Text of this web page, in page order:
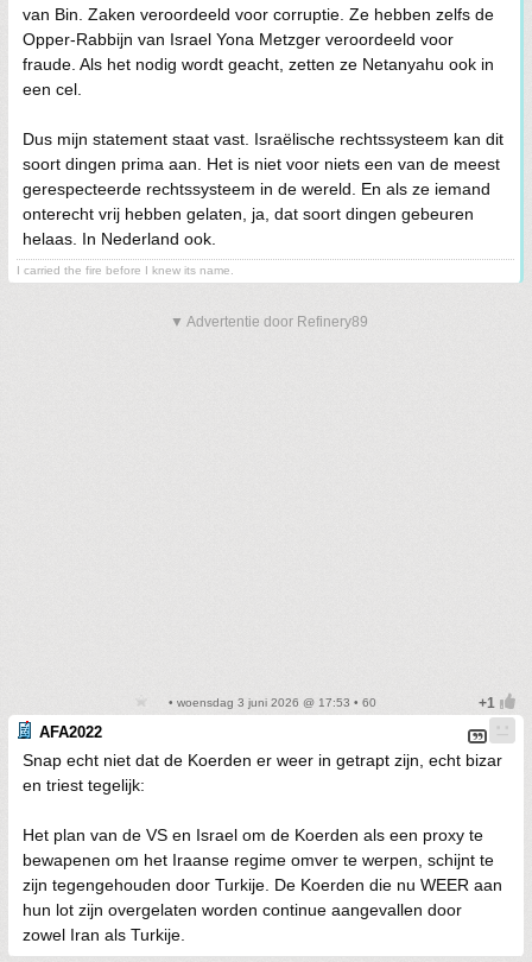
van Bin. Zaken veroordeeld voor corruptie. Ze hebben zelfs de
Opper-Rabbijn van Israel Yona Metzger veroordeeld voor
fraude. Als het nodig wordt geacht, zetten ze Netanyahu ook in
een cel.
Dus mijn statement staat vast. Israëlische rechtssysteem kan dit
soort dingen prima aan. Het is niet voor niets een van de meest
gerespecteerde rechtssysteem in de wereld. En als ze iemand
onterecht vrij hebben gelaten, ja, dat soort dingen gebeuren
helaas. In Nederland ook.
I carried the fire before I knew its name.
▼ Advertentie door Refinery89
• woensdag 3 juni 2026 @ 17:53 • 60
AFA2022
Snap echt niet dat de Koerden er weer in getrapt zijn, echt bizar
en triest tegelijk:
Het plan van de VS en Israel om de Koerden als een proxy te
bewapenen om het Iraanse regime omver te werpen, schijnt te
zijn tegengehouden door Turkije. De Koerden die nu WEER aan
hun lot zijn overgelaten worden continue aangevallen door
zowel Iran als Turkije.